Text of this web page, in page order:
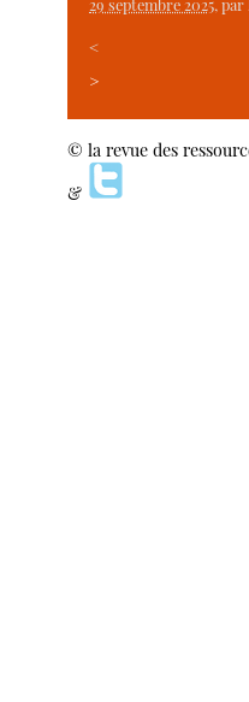
29 septembre 2025, par
<
>
© la revue des
&